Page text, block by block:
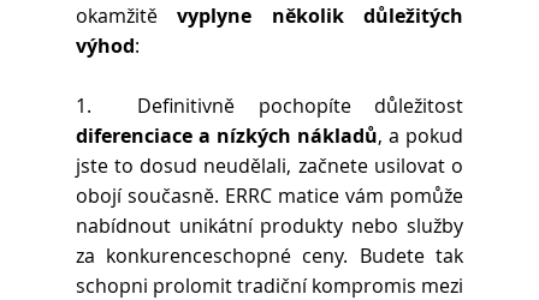
okamžitě vyplyne několik důležitých
výhod:
diferenciace a nízkých nákladů, a pokud
jste to dosud neudělali, začnete usilovat o
obojí současně. ERRC matice vám pomůže
nabídnout unikátní produkty nebo služby
za konkurenceschopné ceny. Budete tak
schopni prolomit tradiční kompromis mezi